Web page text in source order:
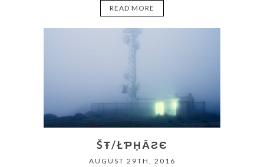
READ MORE
ŠŦ/ŁƤḤĀƧЄ
AUGUST 29TH, 2016